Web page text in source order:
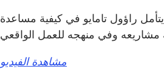
يتأمل راؤول تامايو في كيفية مساعدة Adobe Express له في
مشاهدة الفيديو